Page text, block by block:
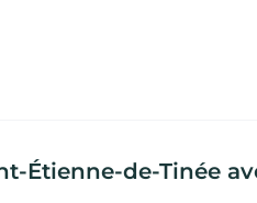
Étienne-de-Tinée